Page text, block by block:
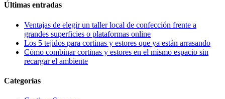
Últimas entradas
Ventajas de elegir un taller local de confección frente a
grandes superficies o plataformas online
Los 5 tejidos para cortinas y estores que ya están arrasando
Cómo combinar cortinas y estores en el mismo espacio sin
recargar el ambiente
Categorías